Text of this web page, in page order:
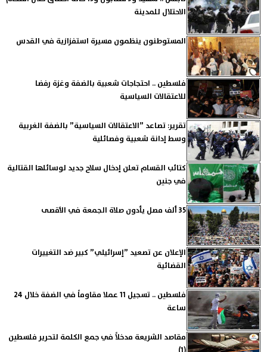
الاحتلال للمدينة
المستوطنون ينظمون مسيرة استفزازية في القدس
فلسطين .. احتجاجات شعبية بالضفة وغزة رفضا
للاعتقالات السياسية
تقرير: تصاعد ”الاعتقالات السياسية” بالضفة الغربية
وسط إدانة شعبية وفصائلية
كتائب القسام تعلن إدخال سلاح جديد لوسائلها القتالية
في جنين
35 ألف مصل يأدون صلاة الجمعة في الأقصى
الإعلان عن تصعيد ”إسرائيلي” كبير ضد التغييرات
القضائية
فلسطين .. تسجيل 11 عملا مقاوماً في الضفة خلال 24
ساعة
مقاصد الشريعة مدخلاً في جمع الكلمة لتحرير فلسطين